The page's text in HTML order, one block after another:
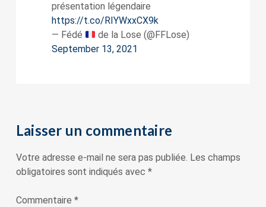
présentation légendaire
https://t.co/RIYWxxCX9k
— Fédé
de la Lose (@FFLose)
September 13, 2021
Laisser un commentaire
Votre adresse e-mail ne sera pas publiée. Les champs
obligatoires sont indiqués avec *
Commentaire *